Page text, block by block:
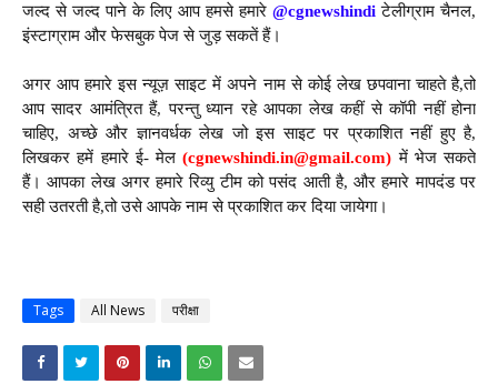
जल्द से जल्द पाने के लिए आप हमसे हमारे @cgnewshindi टेलीग्राम चैनल,
इंस्टाग्राम और फेसबुक पेज से जुड़ सकतें हैं।
अगर आप हमारे इस न्यूज़ साइट में अपने नाम से कोई लेख छपवाना चाहते है,तो
आप सादर आमंत्रित हैं, परन्तु ध्यान रहे आपका लेख कहीं से कॉपी नहीं होना
चाहिए, अच्छे और ज्ञानवर्धक लेख जो इस साइट पर प्रकाशित नहीं हुए है,
लिखकर हमें हमारे ई- मेल(cgnewshindi.in@gmail.com) में भेज सकते
हैं। आपका लेख अगर हमारे रिव्यु टीम को पसंद आती है, और हमारे मापदंड पर
सही उतरती है,तो उसे आपके नाम से प्रकाशित कर दिया जायेगा।
Tags All News परीक्षा